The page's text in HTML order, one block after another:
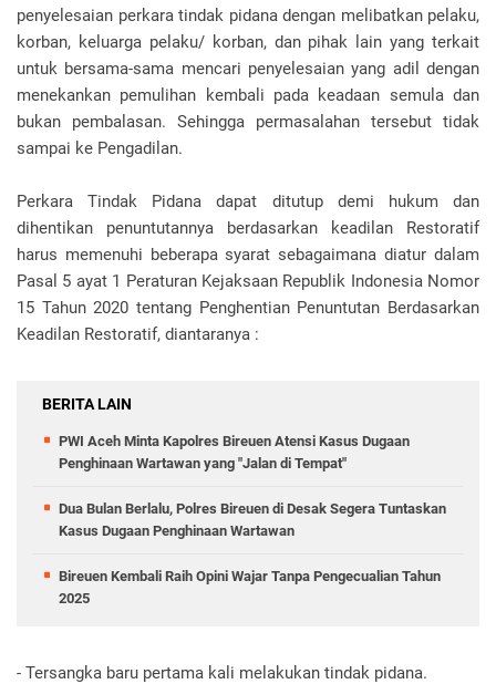
penyelesaian perkara tindak pidana dengan melibatkan pelaku,
korban, keluarga pelaku/ korban, dan pihak lain yang terkait
untuk bersama-sama mencari penyelesaian yang adil dengan
menekankan pemulihan kembali pada keadaan semula dan
bukan pembalasan. Sehingga permasalahan tersebut tidak
sampai ke Pengadilan.
Perkara Tindak Pidana dapat ditutup demi hukum dan
dihentikan penuntutannya berdasarkan keadilan Restoratif
harus memenuhi beberapa syarat sebagaimana diatur dalam
Pasal 5 ayat 1 Peraturan Kejaksaan Republik Indonesia Nomor
15 Tahun 2020 tentang Penghentian Penuntutan Berdasarkan
Keadilan Restoratif, diantaranya :
BERITA LAIN
PWI Aceh Minta Kapolres Bireuen Atensi Kasus Dugaan
Penghinaan Wartawan yang "Jalan di Tempat"
Dua Bulan Berlalu, Polres Bireuen di Desak Segera Tuntaskan
Kasus Dugaan Penghinaan Wartawan
Bireuen Kembali Raih Opini Wajar Tanpa Pengecualian Tahun
2025
- Tersangka baru pertama kali melakukan tindak pidana.